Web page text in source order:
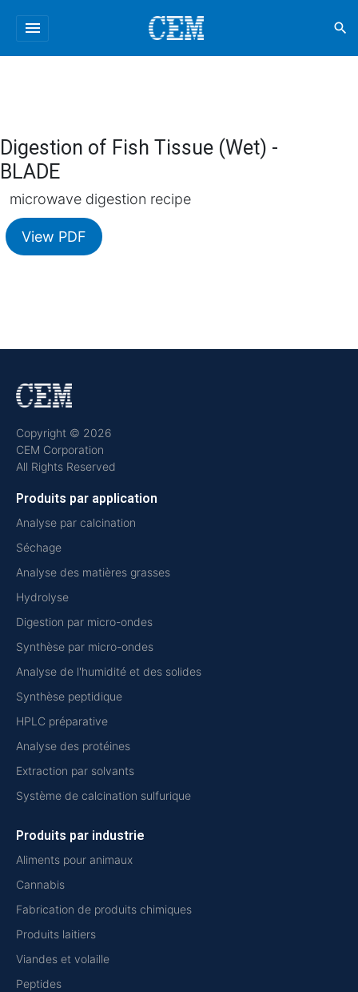
menu search
Digestion of Fish Tissue (Wet) -
BLADE
microwave digestion recipe
View PDF
Copyright © 2026
CEM Corporation
All Rights Reserved
Produits par application
Analyse par calcination
Séchage
Analyse des matières grasses
Hydrolyse
Digestion par micro-ondes
Synthèse par micro-ondes
Analyse de l'humidité et des solides
Synthèse peptidique
HPLC préparative
Analyse des protéines
Extraction par solvants
Système de calcination sulfurique
Produits par industrie
Aliments pour animaux
Cannabis
Fabrication de produits chimiques
Produits laitiers
Viandes et volaille
Peptides